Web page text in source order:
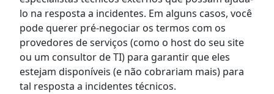
lo na resposta a incidentes. Em alguns casos, você
pode querer pré-negociar os termos com os
provedores de serviços (como o host do seu site
ou um consultor de TI) para garantir que eles
estejam disponíveis (e não cobrariam mais) para
tal resposta a incidentes técnicos.